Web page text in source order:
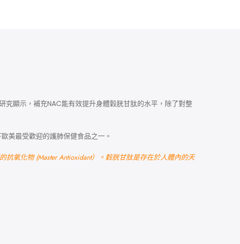
顯示，補充NAC能有效提升身體穀胱甘肽的水平，除了對整
美最受歡迎的護肺保健食品之一。
氧化物 (Master Antioxidant）。穀胱甘肽是存在於人體內的天